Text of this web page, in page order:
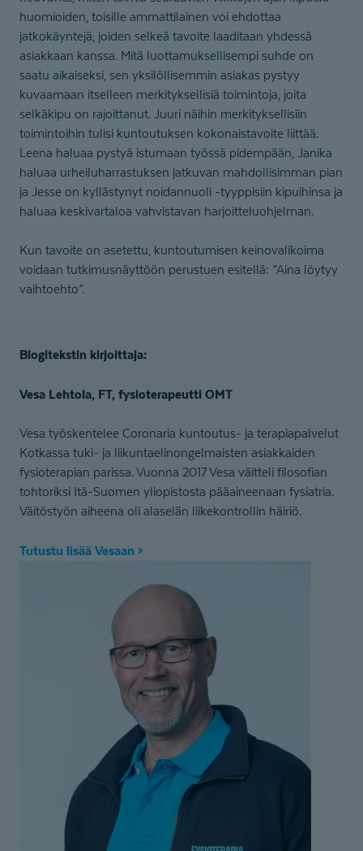
huomioiden, toisille ammattilainen voi ehdottaa
jatkokäyntejä, joiden selkeä tavoite laaditaan yhdessä
asiakkaan kanssa. Mitä luottamuksellisempi suhde on
saatu aikaiseksi, sen yksilöllisemmin asiakas pystyy
kuvaamaan itselleen merkityksellisiä toimintoja, joita
selkäkipu on rajoittanut. Juuri näihin merkityksellisiin
toimintoihin tulisi kuntoutuksen kokonaistavoite liittää.
Leena haluaa pystyä istumaan työssä pidempään, Janika
haluaa urheiluharrastuksen jatkuvan mahdollisimman pian
ja Jesse on kyllästynyt noidannuoli -tyyppisiin kipuihinsa ja
haluaa keskivartaloa vahvistavan harjoitteluohjelman.
Kun tavoite on asetettu, kuntoutumisen keinovalikoima
voidaan tutkimusnäyttöön perustuen esitellä: ”Aina löytyy
vaihtoehto”.
Blogitekstin kirjoittaja:
Vesa Lehtola, FT, fysioterapeutti OMT
Vesa työskentelee Coronaria kuntoutus- ja terapiapalvelut
Kotkassa tuki- ja liikuntaelinongelmaisten asiakkaiden
fysioterapian parissa. Vuonna 2017 Vesa väitteli filosofian
tohtoriksi Itä-Suomen yliopistosta pääaineenaan fysiatria.
Väitöstyön aiheena oli alaselän liikekontrollin häiriö.
Tutustu lisää Vesaan >